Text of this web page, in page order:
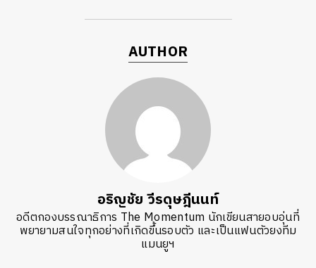
AUTHOR
อริญชัย วีรดุษฎีนนท์
อดีตกองบรรณาธิการ The Momentum นักเขียนสายอบอุ่นที่
พยายามสนใจทุกอย่างที่เกิดขึ้นรอบตัว และเป็นแฟนตัวยงทีม
แมนยูฯ